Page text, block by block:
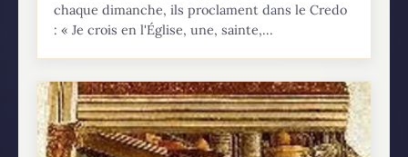
chaque dimanche, ils proclament dans le Credo
: « Je crois en l'Église, une, sainte,...